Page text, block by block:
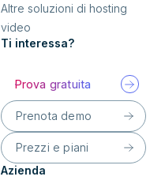
Altre soluzioni di hosting
video
Ti interessa?
Prova gratuita
Prenota demo
Prezzi e piani
Azienda